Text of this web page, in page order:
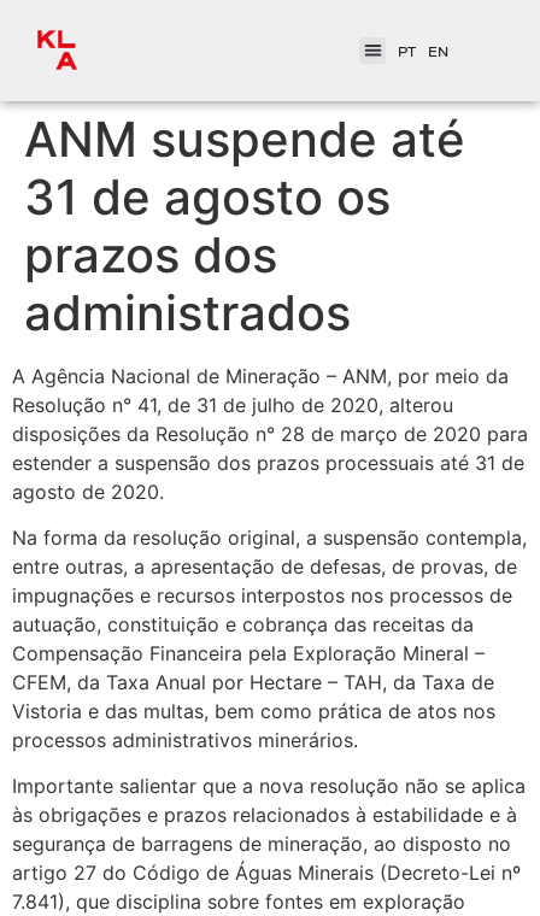
PT EN
ANM suspende até
31 de agosto os
prazos dos
administrados
A Agência Nacional de Mineração – ANM, por meio da
Resolução n° 41, de 31 de julho de 2020, alterou
disposições da Resolução n° 28 de março de 2020 para
estender a suspensão dos prazos processuais até 31 de
agosto de 2020.
Na forma da resolução original, a suspensão contempla,
entre outras, a apresentação de defesas, de provas, de
impugnações e recursos interpostos nos processos de
autuação, constituição e cobrança das receitas da
Compensação Financeira pela Exploração Mineral –
CFEM, da Taxa Anual por Hectare – TAH, da Taxa de
Vistoria e das multas, bem como prática de atos nos
processos administrativos minerários.
Importante salientar que a nova resolução não se aplica
às obrigações e prazos relacionados à estabilidade e à
segurança de barragens de mineração, ao disposto no
artigo 27 do Código de Águas Minerais (Decreto-Lei nº
7.841), que disciplina sobre fontes em exploração